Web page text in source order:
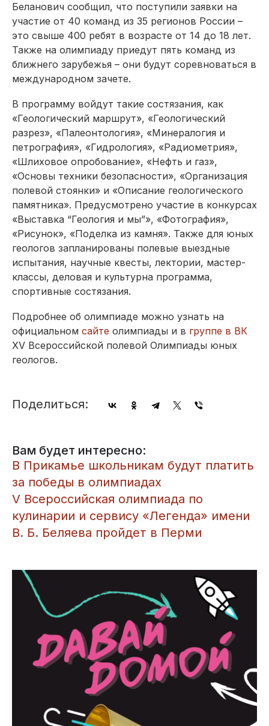
Беланович сообщил, что поступили заявки на
участие от 40 команд из 35 регионов России –
это свыше 400 ребят в возрасте от 14 до 18 лет.
Также на олимпиаду приедут пять команд из
ближнего зарубежья – они будут соревноваться в
международном зачете.
В программу войдут такие состязания, как
«Геологический маршрут», «Геологический
разрез», «Палеонтология», «Минералогия и
петрография», «Гидрология», «Радиометрия»,
«Шлиховое опробование», «Нефть и газ»,
«Основы техники безопасности», «Организация
полевой стоянки» и «Описание геологического
памятника». Предусмотрено участие в конкурсах
«Выставка “Геология и мы”», «Фотография»,
«Рисунок», «Поделка из камня». Также для юных
геологов запланированы полевые выездные
испытания, научные квесты, лектории, мастер-
классы, деловая и культурна программа,
спортивные состязания.
Подробнее об олимпиаде можно узнать на
официальном сайте олимпиады и в группе в ВК
XV Всероссийской полевой Олимпиады юных
геологов.
Поделиться:
Вам будет интересно:
В Прикамье школьникам будут платить
за победы в олимпиадах
V Всероссийская олимпиада по
кулинарии и сервису «Легенда» имени
В. Б. Беляева пройдет в Перми